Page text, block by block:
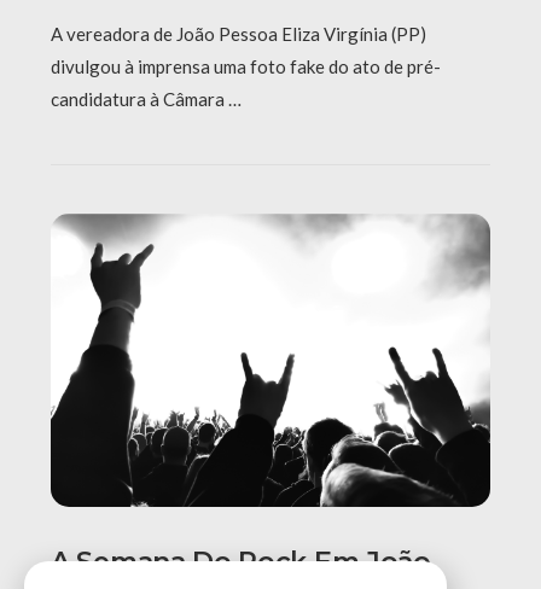
A vereadora de João Pessoa Eliza Virgínia (PP)
divulgou à imprensa uma foto fake do ato de pré-
candidatura à Câmara …
A Semana Do Rock Em João